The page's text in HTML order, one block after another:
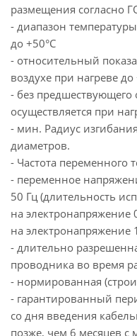
размещения согласно
- диапазон
до +50°С
- относительный
воздухе при нагреве
- без предшествующего
осуществляется при
- мин. Радиус
диаметров.
- Частота переменного
- переменное
50 Гц (длительность
на электронапряжение
на электронапряжение
- длительно
проводника во время
- нормированная
- гарантированный
со дня введения
позже, чем 6 месяцев с